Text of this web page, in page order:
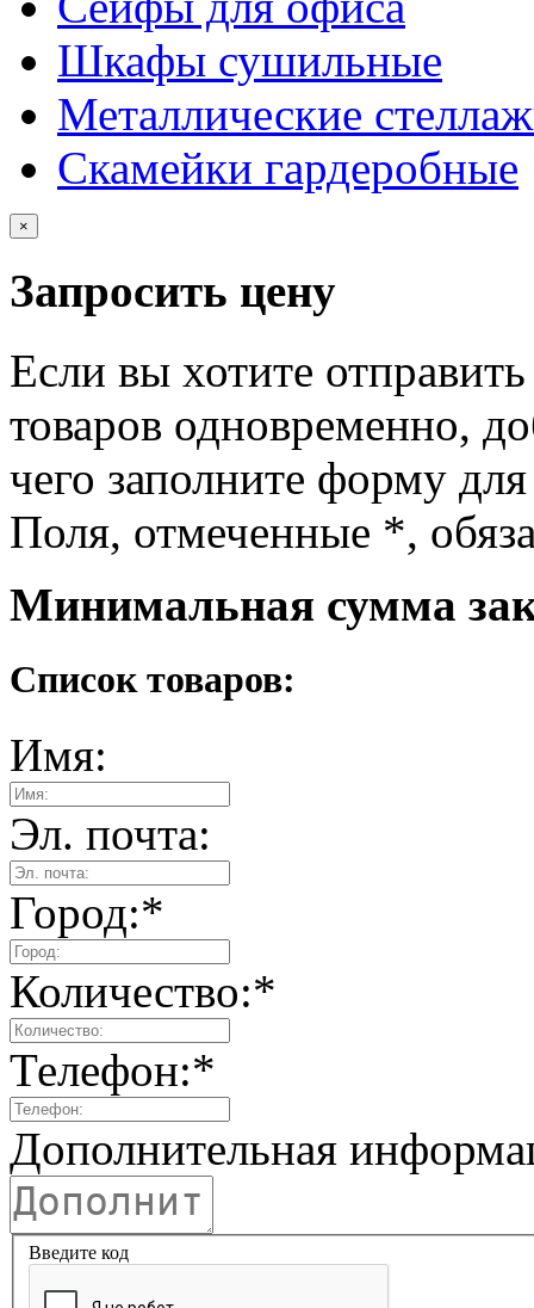
Шкафы сушильные
Металлические
Скамейки гардеробные
×
Запросить цену
Если вы хотите
товаров одновременно,
чего заполните форму
Поля, отмеченные *,
Минимальная сумма
Список товаров:
Имя:
Эл. почта:
Город:*
Количество:*
Телефон:*
Дополнительная
Введите код